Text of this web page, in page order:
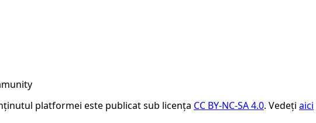
platformei este publicat sub licența CC BY-NC-SA 4.0. Vedeți aici